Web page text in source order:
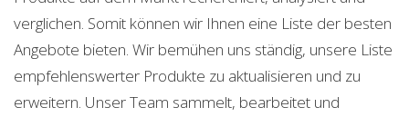
verglichen. Somit können wir Ihnen eine Liste der besten
Angebote bieten. Wir bemühen uns ständig, unsere Liste
empfehlenswerter Produkte zu aktualisieren und zu
erweitern. Unser Team sammelt, bearbeitet und